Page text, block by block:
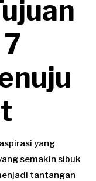
yang
semakin sibuk
tantangan